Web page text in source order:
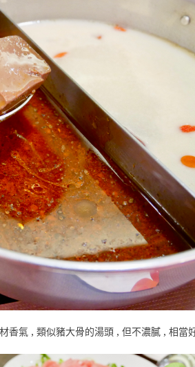
香氣 , 類似豬大骨的湯頭 , 但不濃膩 , 相當